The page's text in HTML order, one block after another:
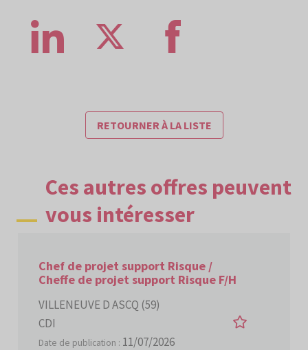
RETOURNER À LA LISTE
Ces autres offres peuvent
vous intéresser
Chef de projet support Risque /
Cheffe de projet support Risque F/H
VILLENEUVE D ASCQ (59)
CDI
Date de publication : 11/07/2026